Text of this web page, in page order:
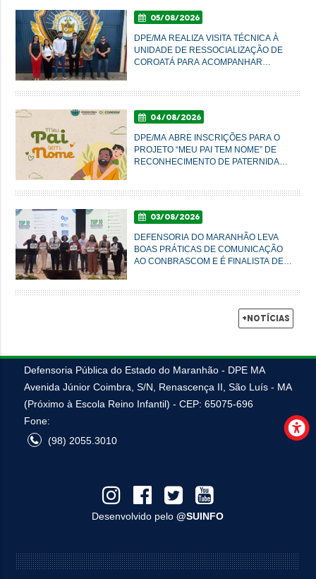
05/08/2026
DPE/MA REALIZA VISITA TÉCNICA À
UNIDADE DE RESSOCIALIZAÇÃO DE
COROATÁ PARA ACOMPANHAR
04/08/2026
DPE/MA ABRE INSCRIÇÕES PARA O
PROJETO “MEU PAI TEM NOME” DE
RECONHECIMENTO DE PATERNIDADE
03/08/2026
DEFENSORIA DO MARANHÃO LEVA
BOAS PRÁTICAS DE COMUNICAÇÃO
AO CONBRASCOM E É FINALISTA DE
+Notícias
Defensoria Pública do Estado do Maranhão - DPE MA
Avenida Júnior Coimbra, S/N, Renascença II, São Luís - MA
(Próximo à Escola Reino Infantil) - CEP: 65075-696
Fone:
(98) 2055.3010
Desenvolvido pelo@SUINFO